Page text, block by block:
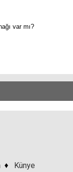
var mı?
♦ Künye